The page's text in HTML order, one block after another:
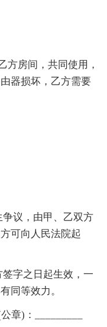
方房间，共同使用，
器损坏，乙方需要
议，由甲、乙双方
可向人民法院起
字之日起生效，一
同等效力。
章)：_________